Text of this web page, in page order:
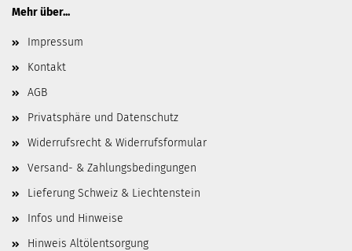
Mehr über...
Impressum
Kontakt
AGB
Privatsphäre und Datenschutz
Widerrufsrecht & Widerrufsformular
Versand- & Zahlungsbedingungen
Lieferung Schweiz & Liechtenstein
Infos und Hinweise
Hinweis Altölentsorgung